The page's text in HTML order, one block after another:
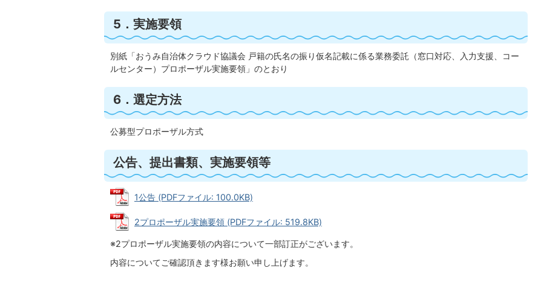
5．実施要領
別紙「おうみ自治体クラウド協議会 戸籍の氏名の振り仮名記載に係る業務委託（窓口対応、入力支援、コー
ルセンター）プロポーザル実施要領」のとおり
6．選定方法
公募型プロポーザル方式
公告、提出書類、実施要領等
1公告 (PDFファイル: 100.0KB)
2プロポーザル実施要領 (PDFファイル: 519.8KB)
※2プロポーザル実施要領の内容について一部訂正がございます。
内容についてご確認頂きます様お願い申し上げます。